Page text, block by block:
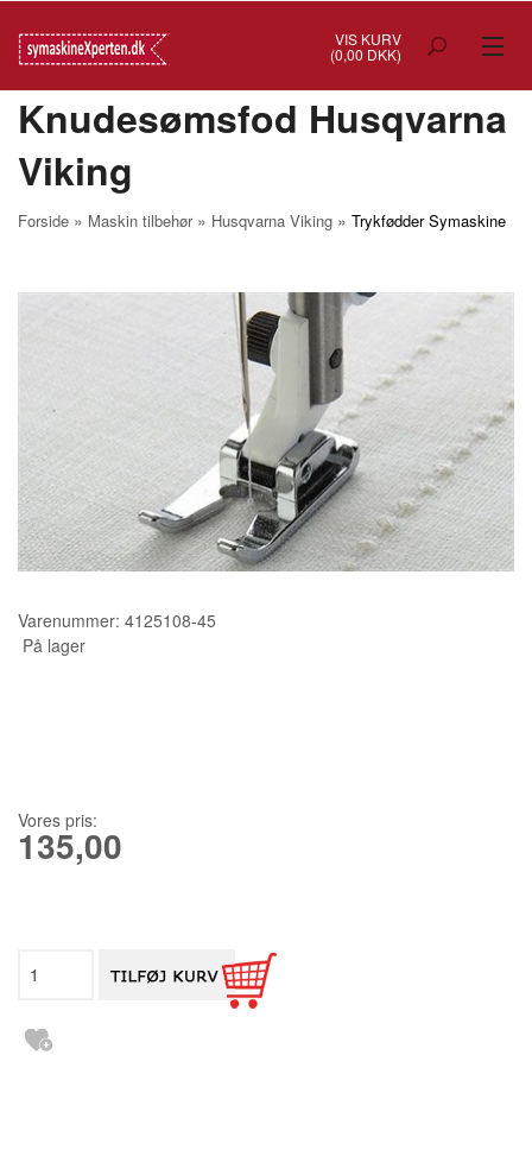
VIS KURV
(0,00 DKK)
TILBUD
SYMASKINER
BRUGTE/DEMO
MASKIN TILBEHØR
SYTILBEHØR
KURSER
SCANNCUT
Knudesømsfod Husqvarna
Viking
Forside » Maskin tilbehør» Husqvarna Viking » Trykfødder Symaskine
Varenummer: 4125108-45
På lager
Vores pris:
135,00